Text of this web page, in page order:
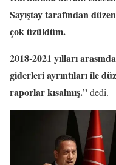
Sayıştay tarafından
çok üzüldüm.
2018-2021 yılları
giderleri ayrıntıları ile
raporlar kısalmış.”dedi.